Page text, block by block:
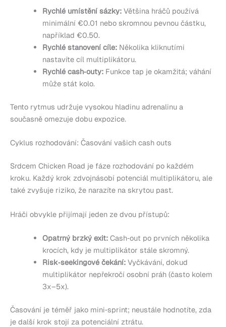
Rychlé umístění sázky:Většina hráčů používá
minimální €0.01 nebo skromnou pevnou částku,
například €0.50.
Rychlé stanovení cíle:Několika kliknutími
nastavíte cíl multiplikátoru.
Rychlé cash‑outy:Funkce tap je okamžitá; váhání
může stát kolo.
Tento rytmus udržuje vysokou hladinu adrenalinu a
současně omezuje dobu expozice.
Cyklus rozhodování: Časování vašich cash outs
Srdcem Chicken Road je fáze rozhodování po každém
kroku. Každý krok zdvojnásobí potenciál multiplikátoru, ale
také zvyšuje riziko, že narazíte na skrytou past.
Hráči obvykle přijímají jeden ze dvou přístupů:
Opatrný brzký exit:Cash‑out po prvních několika
krocích, kdy je multiplikátor stále skromný.
Risk‑seekingové čekání:Vyčkávání, dokud
multiplikátor nepřekročí osobní práh (často kolem
3x–5x).
Časování je téměř jako mini‑sprint; neustále hodnotíte, zda
je další krok stojí za potenciální ztrátu.